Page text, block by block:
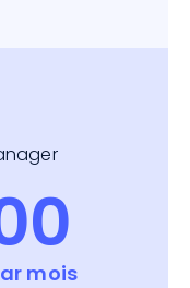
mois